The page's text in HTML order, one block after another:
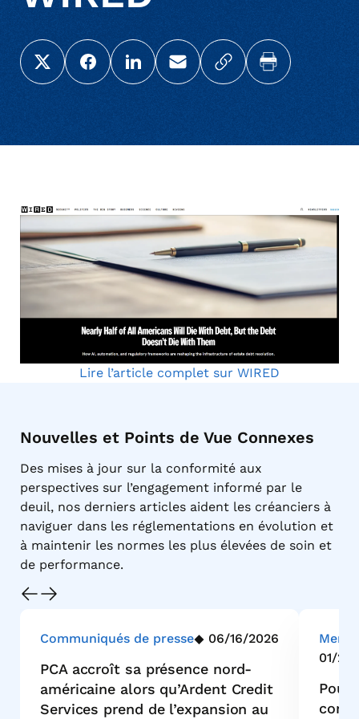
Share this page on X (Twitter)
Share this link on Facebook
Share this link on LinkedIn
Email a link to this page
Copy a link to your
Print this page
Lire l’article complet sur WIRED
Nouvelles et Points de Vue Connexes
Des mises à jour sur la conformité aux
perspectives sur l’engagement informé par le
deuil, nos derniers articles aident les créanciers à
naviguer dans les réglementations en évolution et
à maintenir les normes les plus élevées de soin et
de performance.
Communiqués de presse 06/16/2026
PCA accroît sa présence nord-
américaine alors qu’Ardent Credit
Services prend de l’expansion au
01/